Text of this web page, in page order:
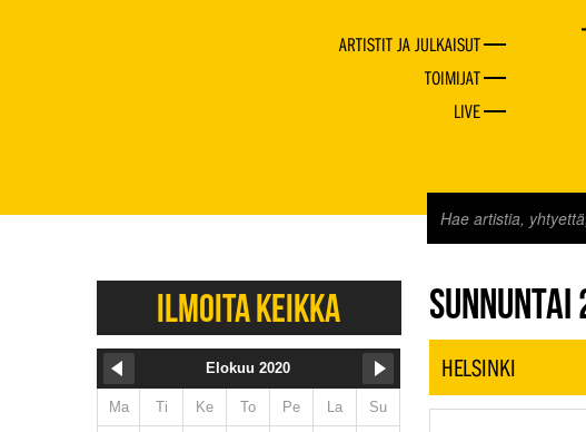
ARTISTIT JA JULKAISUT
TOIMIJAT
LIVE
ILMOITA KEIKKA
Elokuu 2020
Ma Ti Ke To Pe La Su
JAZZ
HELSINKI